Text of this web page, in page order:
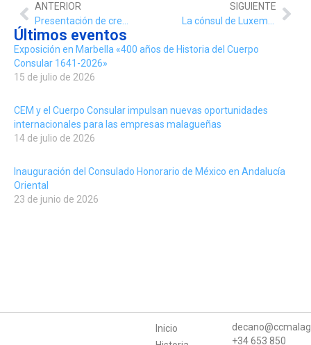
ANTERIOR
SIGUIENTE
Últimos eventos
Exposición en Marbella «400 años de Historia del Cuerpo
Consular 1641-2026»
15 de julio de 2026
CEM y el Cuerpo Consular impulsan nuevas oportunidades
internacionales para las empresas malagueñas
14 de julio de 2026
Inauguración del Consulado Honorario de México en Andalucía
Oriental
23 de junio de 2026
Inicio
+34 653 850